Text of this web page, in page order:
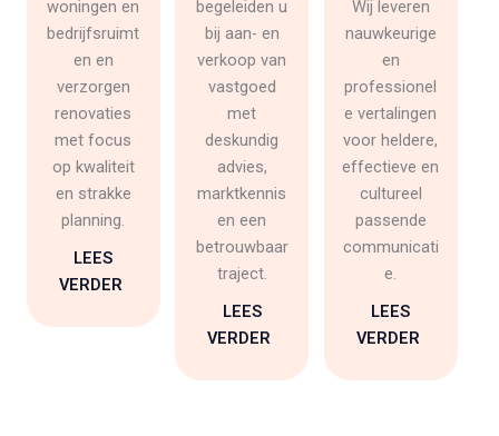
woningen en
bedrijfsruimt
en en
verzorgen
renovaties
met focus
op kwaliteit
en strakke
planning.
LEES
VERDER
begeleiden u
bij aan- en
verkoop van
vastgoed
met
deskundig
advies,
marktkennis
en een
betrouwbaar
traject.
LEES
VERDER
Wij leveren
nauwkeurige
en
professionel
e vertalingen
voor heldere,
effectieve en
cultureel
passende
communicati
e.
LEES
VERDER